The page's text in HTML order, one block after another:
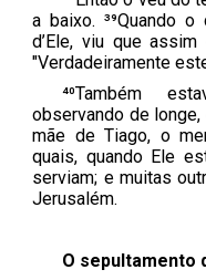
a baixo. ³⁹Quando
d’Ele, viu que
"Verdadeiramente
⁴⁰Também
observando de
mãe de Tiago, o
quais, quando Ele
serviam; e muitas
Jerusalém.
O sepultamento